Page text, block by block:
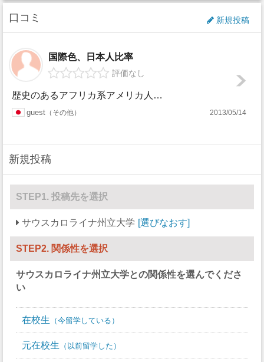
ゴルフ
ラクロス 0
セーリング
サッカー
競泳/飛び込み 0 0
テニス
バレーボール 0 10
レスリング 0
その他 0
口コミ 新規投稿
国際色、日本人比率
評価なし
歴史のあるアフリカ系アメリカ人（黒人）のための州立大学です。現在は白人の入学も受けいれているのですが、ほとんどの学生がアフリカ系アメリカ人になっています。
guest その他 2013/05/14
新規投稿
STEP1. 投稿先を選択
サウスカロライナ州立大学 選びなおす
STEP2. 関係性を選択
サウスカロライナ州立大学との関係性を選んでくださ
い
在校生 今留学している
元在校生 以前留学した